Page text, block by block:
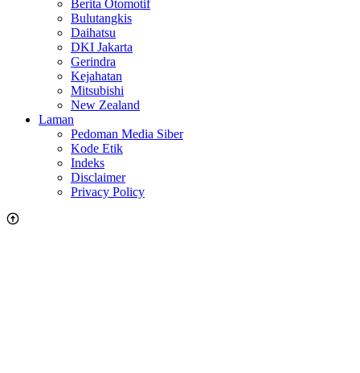
Berita Otomotif
Bulutangkis
Daihatsu
DKI Jakarta
Gerindra
Kejahatan
Mitsubishi
New Zealand
Laman
Pedoman Media Siber
Kode Etik
Indeks
Disclaimer
Privacy Policy